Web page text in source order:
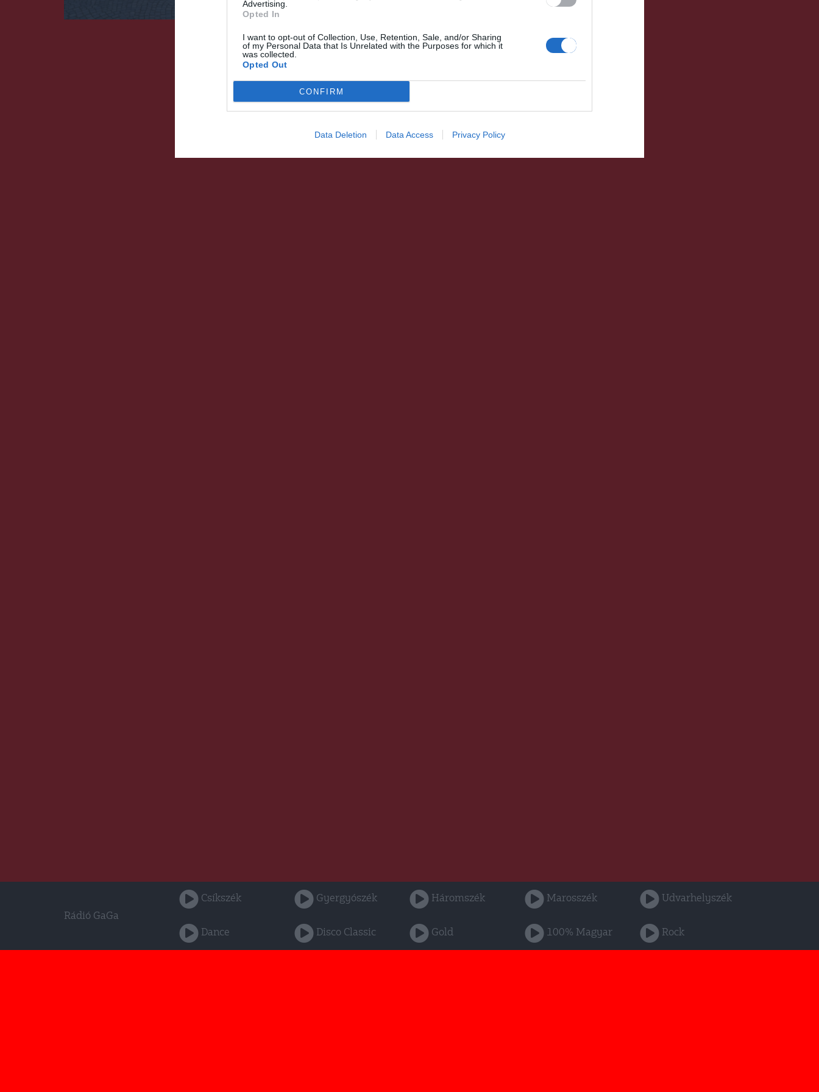
Advertising.
Opted In
I want to opt-out of Collection, Use, Retention, Sale, and/or Sharing
of my Personal Data that Is Unrelated with the Purposes for which it
was collected.
Opted Out
CONFIRM
Data Deletion Data Access Privacy Policy
Rádió GaGa
Csíkszék Gyergyószék Háromszék Marosszék Udvarhelyszék
Dance Disco Classic Gold 100% Magyar Rock